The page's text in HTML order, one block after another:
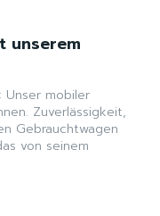
unserem
Unser mobiler
Zuverlässigkeit,
Gebrauchtwagen
von seinem